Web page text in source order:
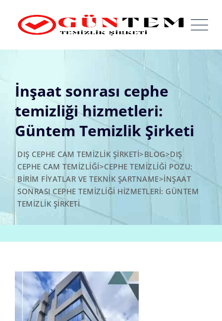
content
İnşaat sonrası cephe
temizliği hizmetleri:
Güntem Temizlik Şirketi
DIŞ CEPHE CAM TEMIZLIK ŞIRKETI>BLOG>DIŞ
CEPHE CAM TEMIZLIĞI>CEPHE TEMIZLIĞI POZU:
BIRIM FIYATLAR VE TEKNIK ŞARTNAME>İNŞAAT
SONRASI CEPHE TEMIZLIĞI HIZMETLERI: GÜNTEM
TEMIZLIK ŞIRKETI